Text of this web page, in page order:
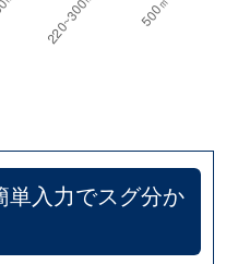
単入力でスグ分か